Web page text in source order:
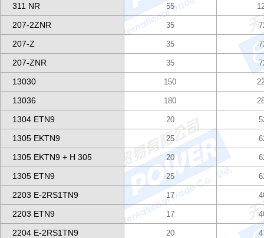
311 NR 55
207-2ZNR 35
207-Z 35
207-ZNR 35
13030 150
13036 180
1304 ETN9 20
1305 EKTN9 25
1305 EKTN9 + H 305 20
1305 ETN9 25
2203 E-2RS1TN9 17
2203 ETN9 17
2204 E-2RS1TN9 20